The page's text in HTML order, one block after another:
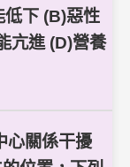
低下 (B)惡性
亢進 (D)營養
心關係干擾